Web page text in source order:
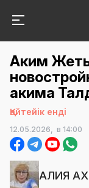
Аким
акима
Қайтейік енді
12.05.2026, в 14:00
АЛИЯ